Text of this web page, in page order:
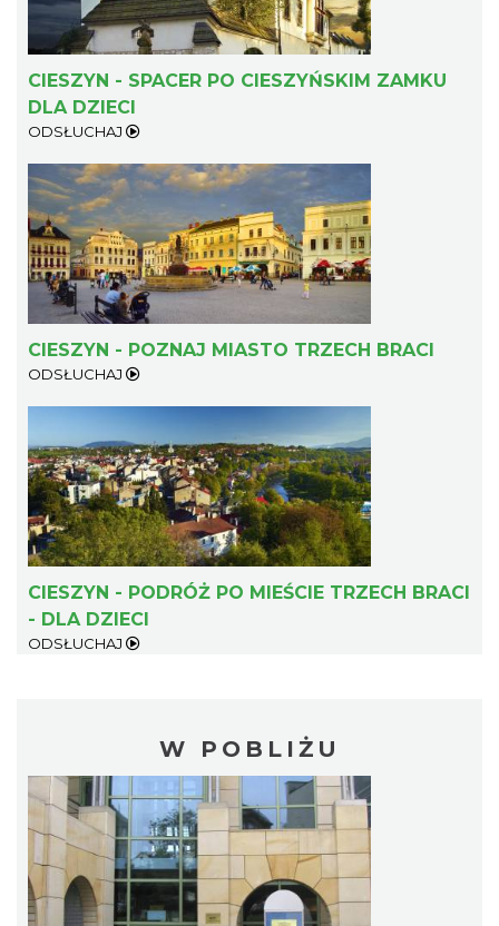
CIESZYN - SPACER PO CIESZYŃSKIM ZAMKU
DLA DZIECI
ODSŁUCHAJ
CIESZYN - POZNAJ MIASTO TRZECH BRACI
ODSŁUCHAJ
CIESZYN - PODRÓŻ PO MIEŚCIE TRZECH BRACI
- DLA DZIECI
ODSŁUCHAJ
W POBLIŻU